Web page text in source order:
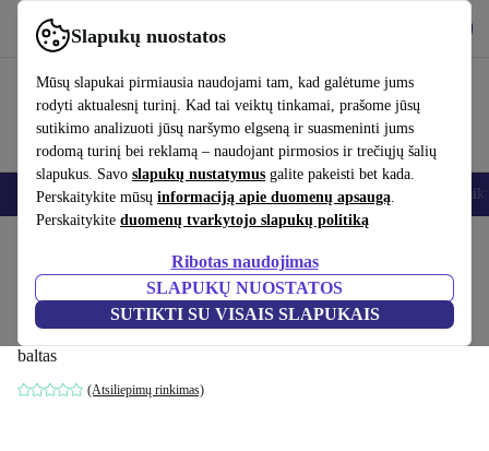
Slapukų nuostatos
Mūsų slapukai pirmiausia naudojami tam, kad galėtume jums
rodyti aktualesnį turinį. Kad tai veiktų tinkamai, prašome jūsų
sutikimo analizuoti jūsų naršymo elgseną ir suasmeninti jums
rodomą turinį bei reklamą – naudojant pirmosios ir trečiųjų šalių
slapukus. Savo slapukų nustatymus galite pakeisti bet kada.
Perskaitykite mūsų informaciją apie duomenų apsaugą.
Perskaitykite duomenų tvarkytojo slapukų politiką
Ribotas naudojimas
SLAPUKŲ NUOSTATOS
SUTIKTI SU VISAIS SLAPUKAIS
Naudok refurbed greitai ir paprastai
Išmanieji telefonai Nešiojamieji kompiuteriai Planšetės Išmanieji
Träumeland Octasmart T080745 XL
vaikiška čiužinys 140 x 200 cm
baltas
(Atsiliepimų rinkimas)